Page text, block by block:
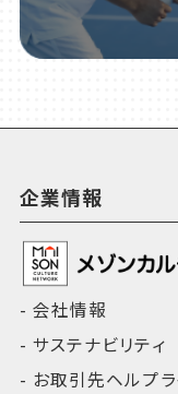
企業情報
会社情報
サステナビリティ
お取引先ヘルプ